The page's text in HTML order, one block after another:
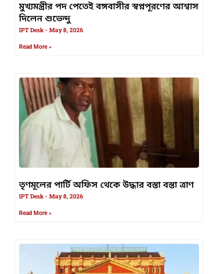
মুখ্যমন্ত্রীর পদ পেতেই বঙ্গবাসীর স্বপ্নপূরণের আশ্বাস
দিলেন শুভেন্দু
IPT Desk May 8, 2026
Read More »
তৃণমূলের পার্টি অফিস থেকে উদ্ধার বস্তা বস্তা ত্রাণ
IPT Desk May 8, 2026
Read More »